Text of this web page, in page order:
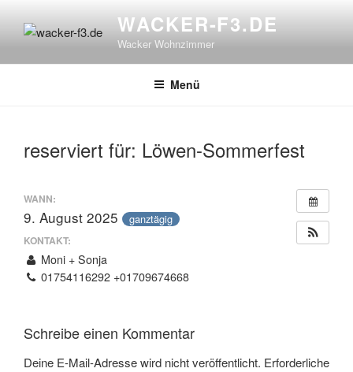
Inhalt
WACKER-F3.DE
Wacker Wohnzimmer
Menü
reserviert für: Löwen-Sommerfest
WANN:
9. August 2025 ganztägig
KONTAKT:
Moni + Sonja
01754116292 +01709674668
Schreibe einen Kommentar
Deine E-Mail-Adresse wird nicht veröffentlicht. Erforderliche